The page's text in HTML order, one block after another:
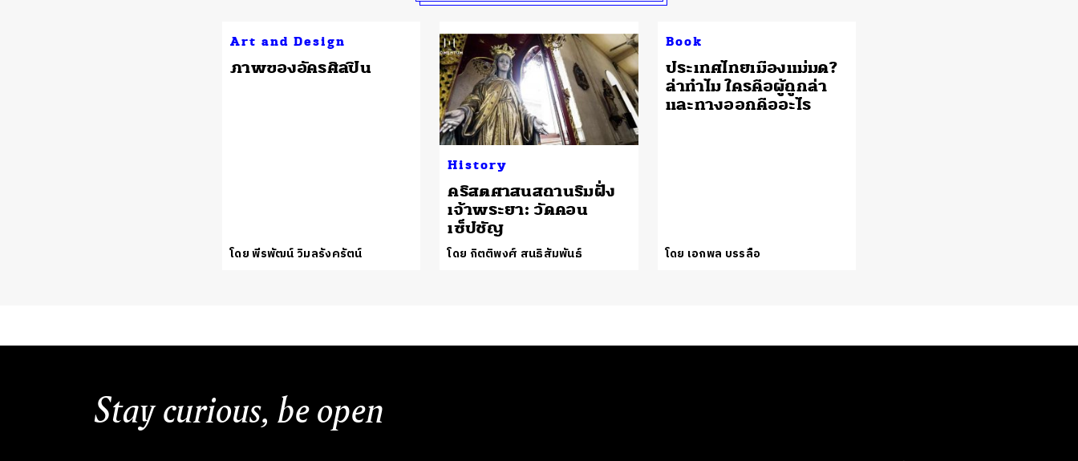
Art and Design
​ภาพของอัครศิลปิน
โดย พีรพัฒน์ วิมลรังครัตน์
History
คริสตศาสนสถานริมฝั่ง
เจ้าพระยา: วัดคอน
เซ็ปชัญ
โดย กิตติพงศ์ สนธิสัมพันธ์
Book
ประเทศไทยเมืองแม่มด?
ล่าทำไม ใครคือผู้ถูกล่า
และทางออกคืออะไร
โดย เอกพล บรรลือ
Stay curious, be open